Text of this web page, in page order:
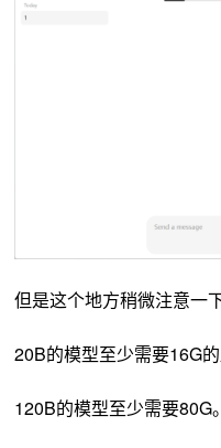
但是这个地方稍微注意一
20B的模型至少需要16G的
120B的模型至少需要80G。